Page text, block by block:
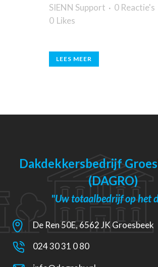
SIENN Support
0 Reactie's
0 Likes
LEES MEER
Dakdekkersbedrijf
(DAGRO)
"Uw totaalbedrijf op het
De Ren 50E, 6562 JK Groesbeek
024 30 31 0 80